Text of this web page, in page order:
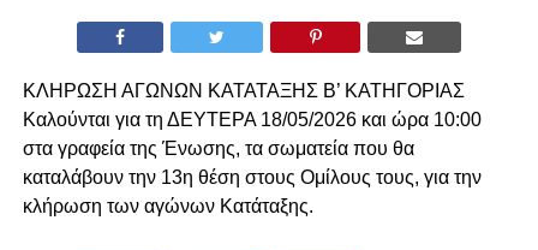
ΚΛΗΡΩΣΗ ΑΓΩΝΩΝ ΚΑΤΑΤΑΞΗΣ Β’ ΚΑΤΗΓΟΡΙΑΣ
Καλούνται για τη ΔΕΥΤΕΡΑ 18/05/2026 και ώρα 10:00
στα γραφεία της Ένωσης, τα σωματεία που θα
καταλάβουν την 13η θέση στους Ομίλους τους, για την
κλήρωση των αγώνων Κατάταξης.